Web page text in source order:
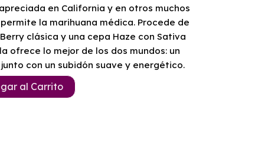
precio
actual
es:
$24.310.
en California y en otros muchos
la marihuana médica. Procede de
clásica y una cepa Haze con Sativa
ofrece lo mejor de los dos mundos: un
con un subidón suave y energético.
al Carrito